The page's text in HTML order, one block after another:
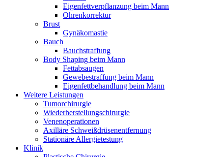
Eigenfettverpflanzung beim Mann
Ohrenkorrektur
Brust
Gynäkomastie
Bauch
Bauchstraffung
Body Shaping beim Mann
Fettabsaugen
Gewebestraffung beim Mann
Eigenfettbehandlung beim Mann
Weitere Leistungen
Tumorchirurgie
Wiederherstellungschirurgie
Venenoperationen
Axilläre Schweißdrüsenentfernung
Stationäre Allergietestung
Klinik